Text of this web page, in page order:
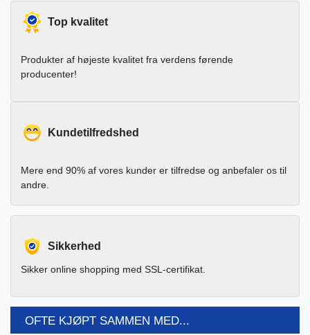
Top kvalitet
Produkter af højeste kvalitet fra verdens førende
producenter!
Kundetilfredshed
Mere end 90% af vores kunder er tilfredse og anbefaler os til
andre.
Sikkerhed
Sikker online shopping med SSL-certifikat.
OFTE KJØPT SAMMEN MED...